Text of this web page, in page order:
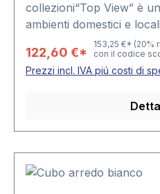
collezioni“Top View” è
ambienti domestici e
caso il nostro capo-
oggetto davvero
interamente realizzate in
valorizzare appieno gli
Le colonnine sono
completamente
122,60 €*
153,25 €* (20%
con il codice
Prezzi incl. IVA piú costi di